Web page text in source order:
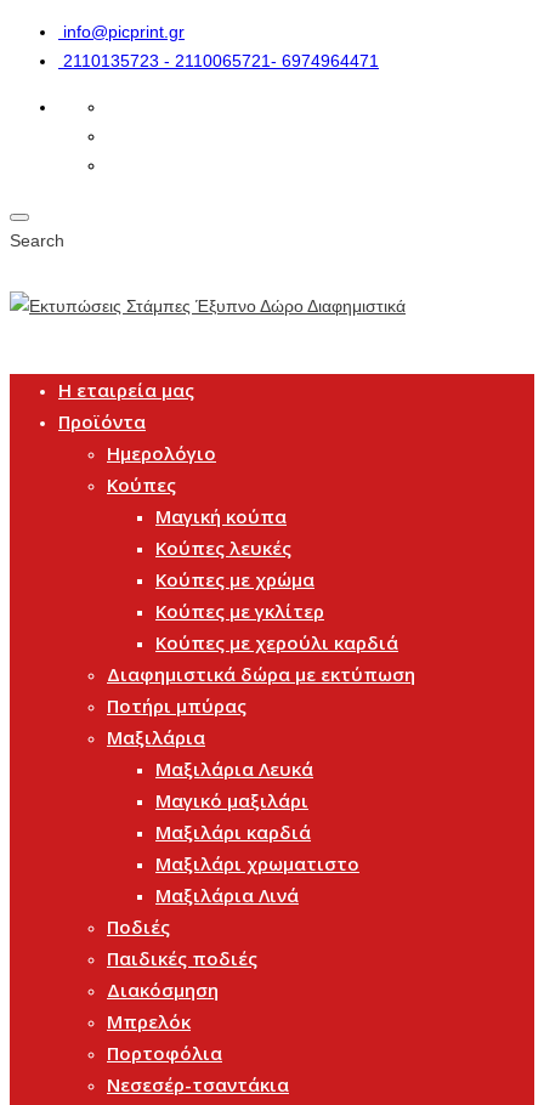
info@picprint.gr
2110135723 - 2110065721- 6974964471
Search
Η εταιρεία μας
Προϊόντα
Ημερολόγιο
Κούπες
Μαγική κούπα
Κούπες λευκές
Κούπες με χρώμα
Κούπες με γκλίτερ
Κούπες με χερούλι καρδιά
Διαφημιστικά δώρα με εκτύπωση
Ποτήρι μπύρας
Μαξιλάρια
Μαξιλάρια Λευκά
Μαγικό μαξιλάρι
Μαξιλάρι καρδιά
Μαξιλάρι χρωματιστο
Μαξιλάρια Λινά
Ποδιές
Παιδικές ποδιές
Διακόσμηση
Μπρελόκ
Πορτοφόλια
Νεσεσέρ-τσαντάκια